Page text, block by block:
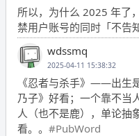
所以，为什么 2025 年了
禁用户账号的同时「不告
wdssmq
2025-04-11 15:38:32
《忍者与杀手》——出生
乃子》好看；一个靠不当
人（也不是鹿），单论抽
看。。 #PubWord